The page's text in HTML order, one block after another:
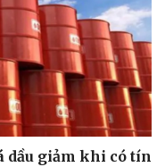
dầu giảm khi có tín